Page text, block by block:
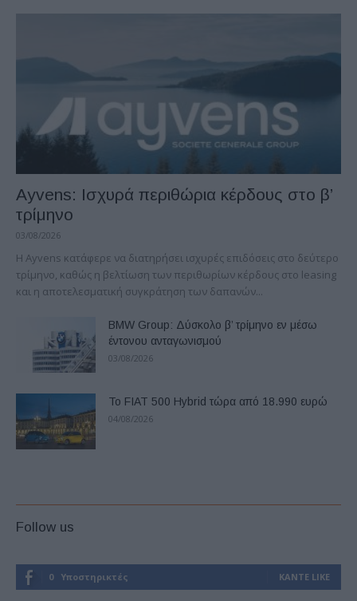
Ayvens: Iσχυρά περιθώρια κέρδους στο β’
τρίμηνο
03/08/2026
Η Ayvens κατάφερε να διατηρήσει ισχυρές επιδόσεις στο δεύτερο
τρίμηνο, καθώς η βελτίωση των περιθωρίων κέρδους στο leasing
και η αποτελεσματική συγκράτηση των δαπανών...
BMW Group: Δύσκολο β’ τρίμηνο εν μέσω
έντονου ανταγωνισμού
03/08/2026
Το FIAT 500 Hybrid τώρα από 18.990 ευρώ
04/08/2026
Follow us
0 Υποστηρικτές ΚΆΝΤΕ LIKE